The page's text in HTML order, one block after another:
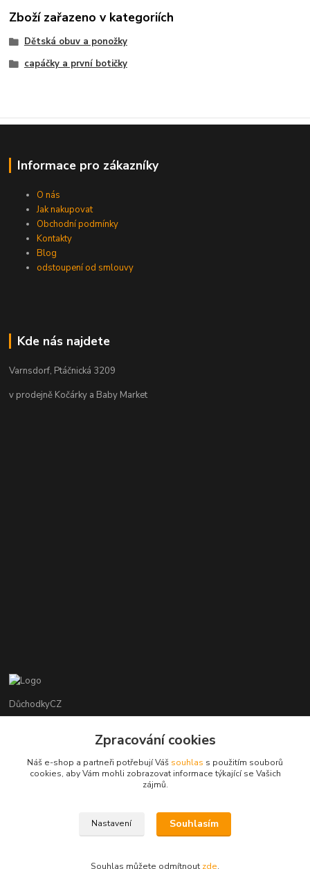
Zboží zařazeno v kategoriích
Dětská obuv a ponožky
capáčky a první botičky
Informace pro zákazníky
O nás
Jak nakupovat
Obchodní podmínky
Kontakty
Blog
odstoupení od smlouvy
Kde nás najdete
Varnsdorf, Ptáčnická 3209
v prodejně Kočárky a Baby Market
DůchodkyCZ
+420 412384749
objednavky@duchodky.cz
Zpracování cookies
Náš e-shop a partneři potřebují Váš souhlas s použitím souborů
cookies, aby Vám mohli zobrazovat informace týkající se Vašich
zájmů.
Nastavení Souhlasím
Souhlas můžete odmítnout zde.